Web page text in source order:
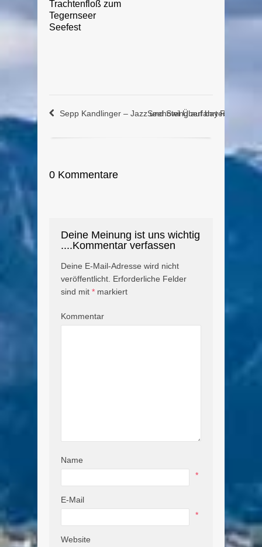
Trachtenfloß zum
Tegernseer
Seefest
Sepp Kandlinger – Jazz und Swing auf bayerisch
Seehotel Überfahrt Rottach-
0 Kommentare
Deine Meinung ist uns wichtig
....Kommentar verfassen
Deine E-Mail-Adresse wird nicht
veröffentlicht. Erforderliche Felder
sind mit * markiert
Kommentar
Name
*
E-Mail
*
Website